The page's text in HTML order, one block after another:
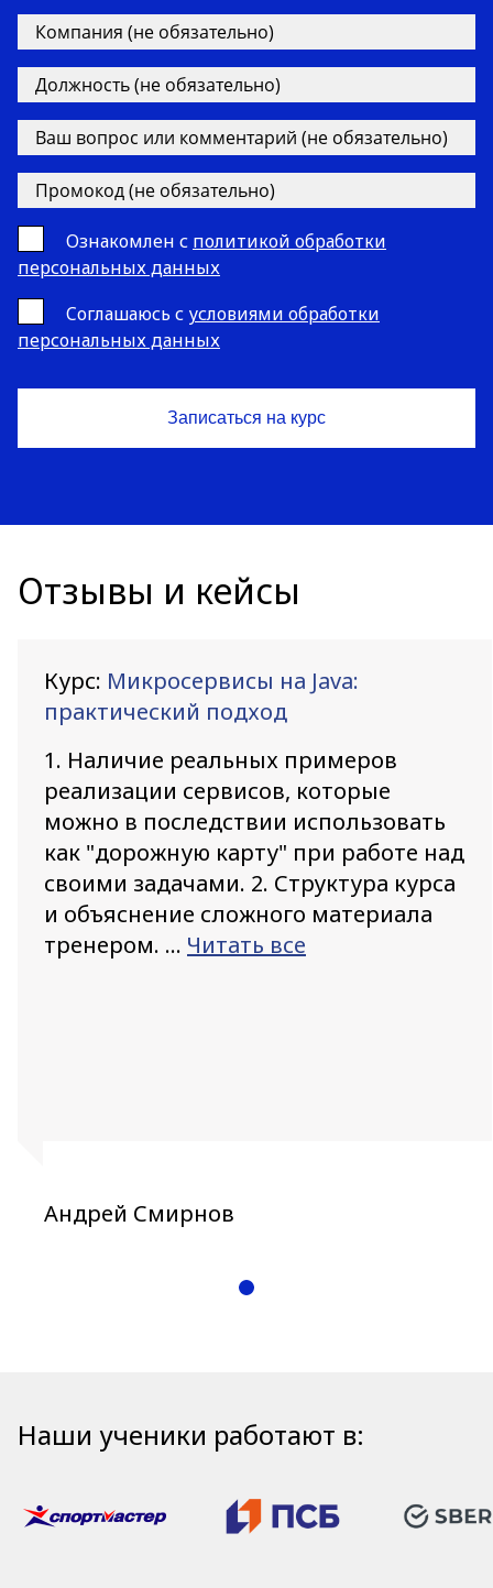
Ознакомлен с политикой обработки
персональных данных
Cоглашаюсь с условиями обработки
персональных данных
Отзывы и кейсы
Курс: Микросервисы на Java:
практический подход
1. Наличие реальных примеров
реализации сервисов, которые
можно в последствии использовать
как "дорожную карту" при работе над
своими задачами. 2. Структура курса
и объяснение сложного материала
тренером. ... Читать все
Андрей Смирнов
Наши ученики работают в: